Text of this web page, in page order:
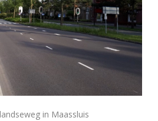
in Maassluis